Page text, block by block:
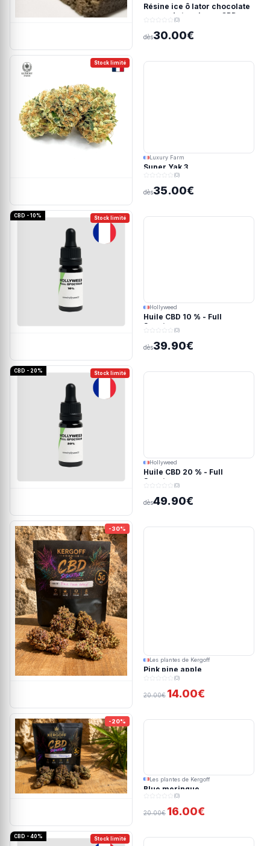
Résine ice ô lator chocolate
covered strawberry CBD
(0)
dès30.00€
Stock limité
Luxury Farm
Super Yak 3
(0)
dès35.00€
Stock limité
CBD - 10%
Hollyweed
Huile CBD 10 % - Full
Spectrum
(0)
dès39.90€
Stock limité
CBD - 20%
Hollyweed
Huile CBD 20 % - Full
Spectrum
(0)
dès49.90€
-30%
Les plantes de Kergoff
Pink pine apple
(0)
20.00€ 14.00€
-20%
Les plantes de Kergoff
Blue meringue
(0)
20.00€ 16.00€
Stock limité
CBD - 40%